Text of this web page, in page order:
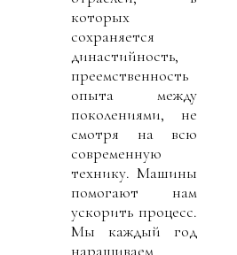
которых
сохраняется
династийность,
преемственность
опыта между
поколениями, не
смотря на всю
современную
технику. Машины
помогают нам
ускорить процесс.
Мы каждый год
наращиваем